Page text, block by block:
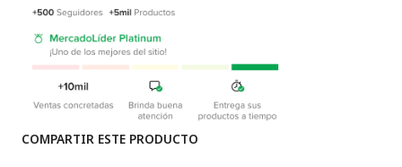
COMPARTIR ESTE PRODUCTO